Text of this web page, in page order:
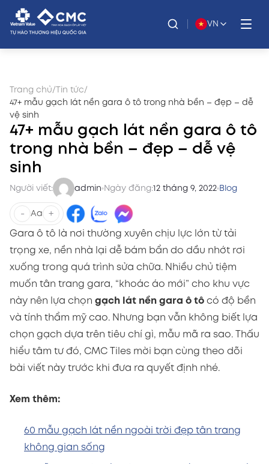
VN
Trang chủ/ Tin tức/
47+ mẫu gạch lát nền gara ô tô trong nhà bền – đẹp – dễ
vệ sinh
47+ mẫu gạch lát nền gara ô tô
trong nhà bền – đẹp – dễ vệ
sinh
Người viết: admin Ngày đăng:12 tháng 9, 2022 Blog
- Aa +
Gara ô tô là nơi thường xuyên chịu lực lớn từ tải
trọng xe, nền nhà lại dễ bám bẩn do dầu nhớt rơi
xuống trong quá trình sửa chữa. Nhiều chủ tiệm
muốn tân trang gara, “khoác áo mới” cho khu vực
này nên lựa chọn gạch lát nền gara ô tô có độ bền
và tính thẩm mỹ cao. Nhưng bạn vẫn không biết lựa
chọn gạch dựa trên tiêu chí gì, mẫu mã ra sao. Thấu
hiểu tâm tư đó, CMC Tiles mời bạn cùng theo dõi
bài viết này trước khi đưa ra quyết định nhé.
Xem thêm:
60 mẫu gạch lát nền ngoài trời đẹp tân trang
không gian sống